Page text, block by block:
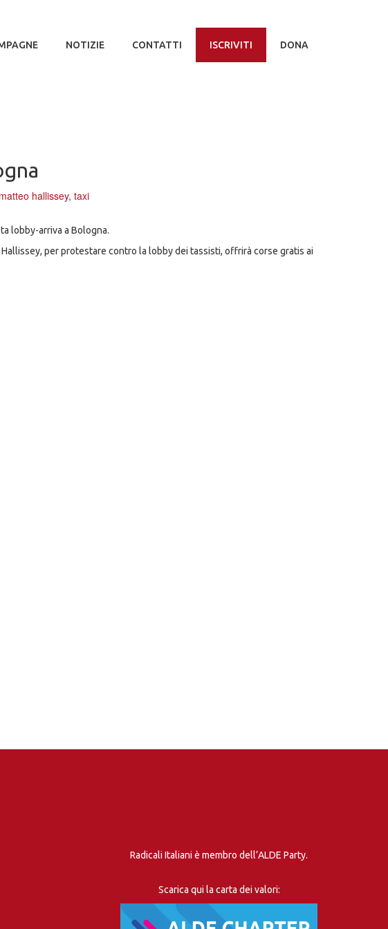
NOTIZIE CONTATTI ISCRIVITI DONA
matteo hallissey, taxi
lobby-arriva a Bologna.
per protestare contro la lobby dei tassisti, offrirà corse gratis ai
Radicali Italiani è membro dell’ALDE Party.
Scarica qui la carta dei valori: